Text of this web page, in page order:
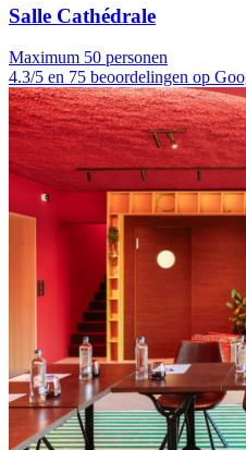
Salle Cathédrale
Maximum 50 personen
4.3/5 en 75 beoordelingen op